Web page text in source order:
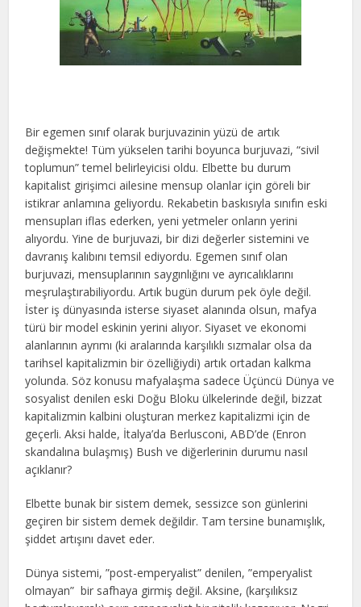
Bir egemen sınıf olarak burjuvazinin yüzü de artık
değişmekte! Tüm yükselen tarihi boyunca burjuvazi, “sivil
toplumun” temel belirleyicisi oldu. Elbette bu durum
kapitalist girişimci ailesine mensup olanlar için göreli bir
istikrar anlamına geliyordu. Rekabetin baskısıyla sınıfın eski
mensupları iflas ederken, yeni yetmeler onların yerini
alıyordu. Yine de burjuvazi, bir dizi değerler sistemini ve
davranış kalıbını temsil ediyordu. Egemen sınıf olan
burjuvazi, mensuplarının saygınlığını ve ayrıcalıklarını
meşrulaştırabiliyordu. Artık bugün durum pek öyle değil.
İster iş dünyasında isterse siyaset alanında olsun, mafya
türü bir model eskinin yerini alıyor. Siyaset ve ekonomi
alanlarının ayrımı (ki aralarında karşılıklı sızmalar olsa da
tarihsel kapitalizmin bir özelliğiydi) artık ortadan kalkma
yolunda. Söz konusu mafyalaşma sadece Üçüncü Dünya ve
sosyalist denilen eski Doğu Bloku ülkelerinde değil, bizzat
kapitalizmin kalbini oluşturan merkez kapitalizmi için de
geçerli. Aksi halde, İtalya’da Berlusconi, ABD’de (Enron
skandalına bulaşmış) Bush ve diğerlerinin durumu nasıl
açıklanır?
Elbette bunak bir sistem demek, sessizce son günlerini
geçiren bir sistem demek değildir. Tam tersine bunamışlık,
şiddet artışını davet eder.
Dünya sistemi, ”post-emperyalist” denilen, ”emperyalist
olmayan” bir safhaya girmiş değil. Aksine, (karşılıksız